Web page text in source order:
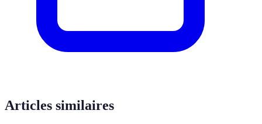
Articles similaires